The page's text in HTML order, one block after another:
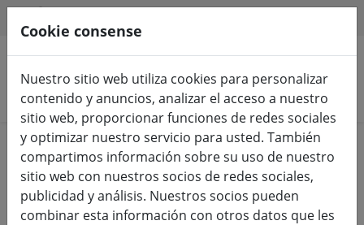
Buscar productos
Home Venta..
Cookie consense
Nuestro sitio web utiliza cookies para personalizar
contenido y anuncios, analizar el acceso a nuestro
sitio web, proporcionar funciones de redes sociales
y optimizar nuestro servicio para usted. También
compartimos información sobre su uso de nuestro
sitio web con nuestros socios de redes sociales,
publicidad y análisis. Nuestros socios pueden
combinar esta información con otros datos que les